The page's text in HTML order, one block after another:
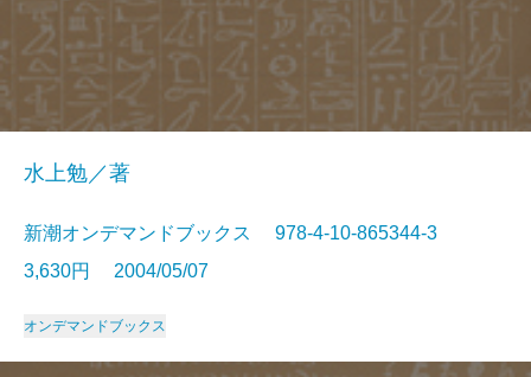
水上勉／著
新潮オンデマンドブックス 978-4-10-865344-3
3,630円 2004/05/07
オンデマンドブックス